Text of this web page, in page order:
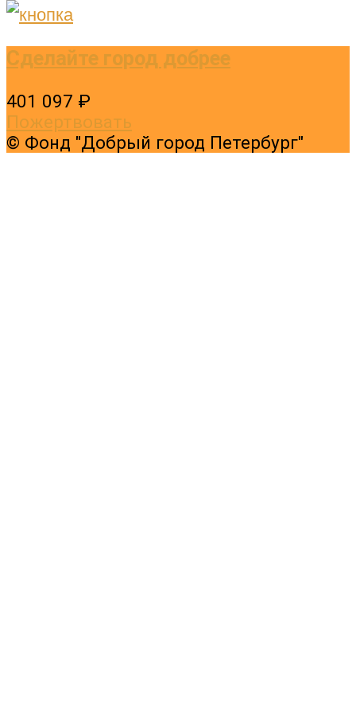
Сделайте город добрее
401 097 ₽
Пожертвовать
© Фонд "Добрый город Петербург"